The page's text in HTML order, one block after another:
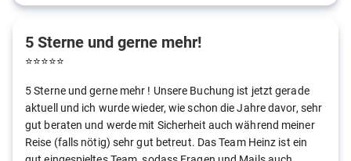
5 Sterne und gerne mehr!
⭐⭐⭐⭐⭐
5 Sterne und gerne mehr ! Unsere Buchung ist jetzt gerade
aktuell und ich wurde wieder, wie schon die Jahre davor, sehr
gut beraten und werde mit Sicherheit auch während meiner
Reise (falls nötig) sehr gut betreut. Das Team Heinz ist ein